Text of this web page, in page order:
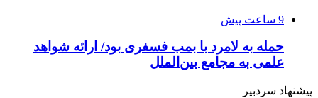
9 ساعت پیش
حمله به لامرد با بمب فسفری بود/ ارائه شواهد
علمی به مجامع بین‌الملل
پیشنهاد سردبیر